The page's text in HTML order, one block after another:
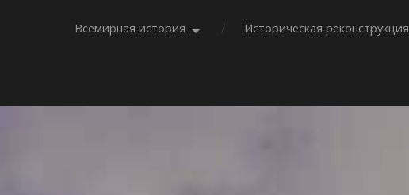
Всемирная история Историческая реконструкция